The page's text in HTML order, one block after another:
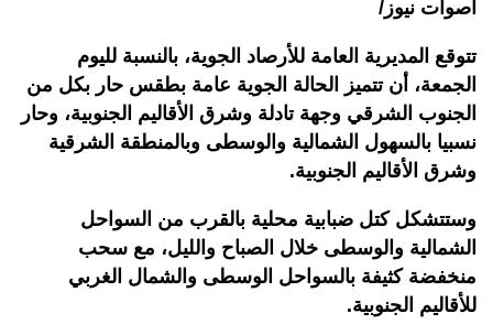
أصوات نيوز/
تتوقع المديرية العامة للأرصاد الجوية، بالنسبة لليوم
الجمعة، أن تتميز الحالة الجوية عامة بطقس حار بكل من
الجنوب الشرقي وجهة تادلة وشرق الأقاليم الجنوبية، وحار
نسبيا بالسهول الشمالية والوسطى وبالمنطقة الشرقية
وشرق الأقاليم الجنوبية.
وستتشكل كتل ضبابية محلية بالقرب من السواحل
الشمالية والوسطى خلال الصباح والليل، مع سحب
منخفضة كثيفة بالسواحل الوسطى والشمال الغربي
للأقاليم الجنوبية.